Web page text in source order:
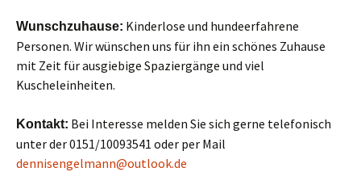
Wunschzuhause: Kinderlose und hundeerfahrene
Personen. Wir wünschen uns für ihn ein schönes Zuhause
mit Zeit für ausgiebige Spaziergänge und viel
Kuscheleinheiten.
Kontakt: Bei Interesse melden Sie sich gerne telefonisch
unter der 0151/10093541 oder per Mail
dennisengelmann@outlook.de